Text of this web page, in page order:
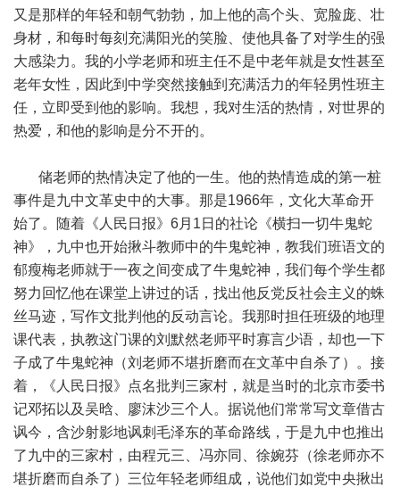
又是那样的年轻和朝气勃勃，加上他的高个头、宽脸庞、壮
身材，和每时每刻充满阳光的笑脸、使他具备了对学生的强
大感染力。我的小学老师和班主任不是中老年就是女性甚至
老年女性，因此到中学突然接触到充满活力的年轻男性班主
任，立即受到他的影响。我想，我对生活的热情，对世界的
热爱，和他的影响是分不开的。
储老师的热情决定了他的一生。他的热情造成的第一桩
事件是九中文革史中的大事。那是1966年，文化大革命开
始了。随着《人民日报》6月1日的社论《横扫一切牛鬼蛇
神》，九中也开始揪斗教师中的牛鬼蛇神，教我们班语文的
郁瘦梅老师就于一夜之间变成了牛鬼蛇神，我们每个学生都
努力回忆他在课堂上讲过的话，找出他反党反社会主义的蛛
丝马迹，写作文批判他的反动言论。我那时担任班级的地理
课代表，执教这门课的刘默然老师平时寡言少语，却也一下
子成了牛鬼蛇神（刘老师不堪折磨而在文革中自杀了）。接
着，《人民日报》点名批判三家村，就是当时的北京市委书
记邓拓以及吴晗、廖沫沙三个人。据说他们常常写文章借古
讽今，含沙射影地讽刺毛泽东的革命路线，于是九中也推出
了九中的三家村，由程元三、冯亦同、徐婉芬（徐老师亦不
堪折磨而自杀了）三位年轻老师组成，说他们如党中央揪出